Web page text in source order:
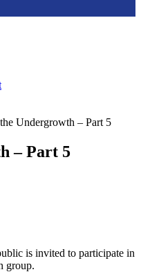
Undergrowth – Part 5
– Part 5
is invited to participate in
group.